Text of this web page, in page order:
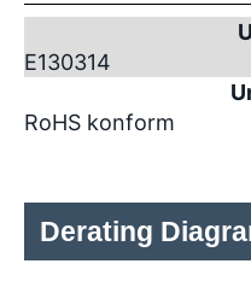
E130314
RoHS konform
Derating